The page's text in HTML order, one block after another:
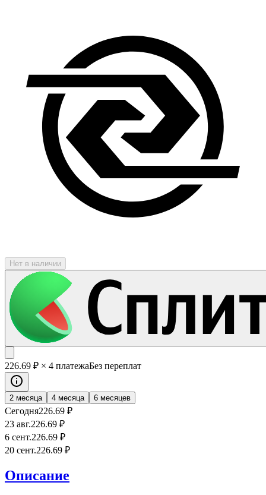
Нет в наличии
226.69 ₽ × 4 платежаБез переплат
2 месяца 4 месяца 6 месяцев
Сегодня226.69 ₽
23 авг.226.69 ₽
6 сент.226.69 ₽
20 сент.226.69 ₽
Описание